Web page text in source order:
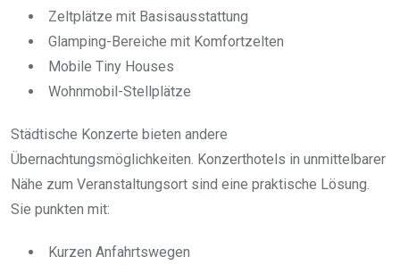
Zeltplätze mit Basisausstattung
Glamping-Bereiche mit Komfortzelten
Mobile Tiny Houses
Wohnmobil-Stellplätze
Städtische Konzerte bieten andere
Übernachtungsmöglichkeiten. Konzerthotels in unmittelbarer
Nähe zum Veranstaltungsort sind eine praktische Lösung.
Sie punkten mit:
Kurzen Anfahrtswegen